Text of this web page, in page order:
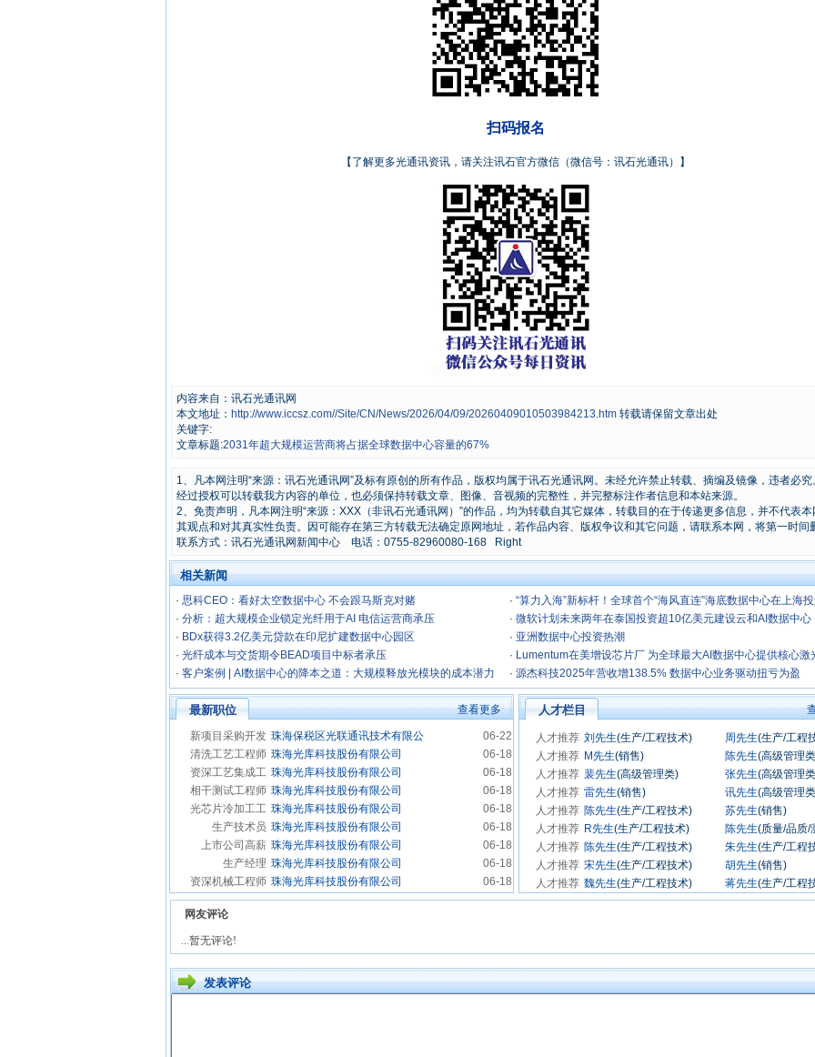
扫码报名
【了解更多光通讯资讯，请关注讯石官方微信（微信号：讯石光通讯）】
内容来自：讯石光通讯网
本文地址： http://www.iccsz.com//Site/CN/News/2026/04/09/20260409010503984213.htm 转载请保留文章出处
关键字:
文章标题:2031年超大规模运营商将占据全球数据中心容量的67%
1、凡本网注明“来源：讯石光通讯网”及标有原创的所有作品，版权均属于讯石光通讯网。未经允许禁止转载、摘编及镜像，违者必究
经过授权可以转载我方内容的单位，也必须保持转载文章、图像、音视频的完整性，并完整标注作者信息和本站来源。
2、免责声明，凡本网注明“来源：XXX（非讯石光通讯网）”的作品，均为转载自其它媒体，转载目的在于传递更多信息，并不代表本
其观点和对其真实性负责。因可能存在第三方转载无法确定原网地址，若作品内容、版权争议和其它问题，请联系本网，将第一时间
联系方式：讯石光通讯网新闻中心 电话：0755-82960080-168 Right
相关新闻
· 思科CEO：看好太空数据中心 不会跟马斯克对赌 · “算力入海”新标杆！全球首个“海风直连”海底数据中心在上海
· 分析：超大规模企业锁定光纤用于AI 电信运营商承压 · 微软计划未来两年在泰国投资超10亿美元建设云和AI数据中心
· BDx获得3.2亿美元贷款在印尼扩建数据中心园区 · 亚洲数据中心投资热潮
· 光纤成本与交货期令BEAD项目中标者承压 · Lumentum在美增设芯片厂 为全球最大AI数据中心提供核心激
· 客户案例 | AI数据中心的降本之道：大规模释放光模块的成本潜力 · 源杰科技2025年营收增138.5% 数据中心业务驱动扭亏为盈